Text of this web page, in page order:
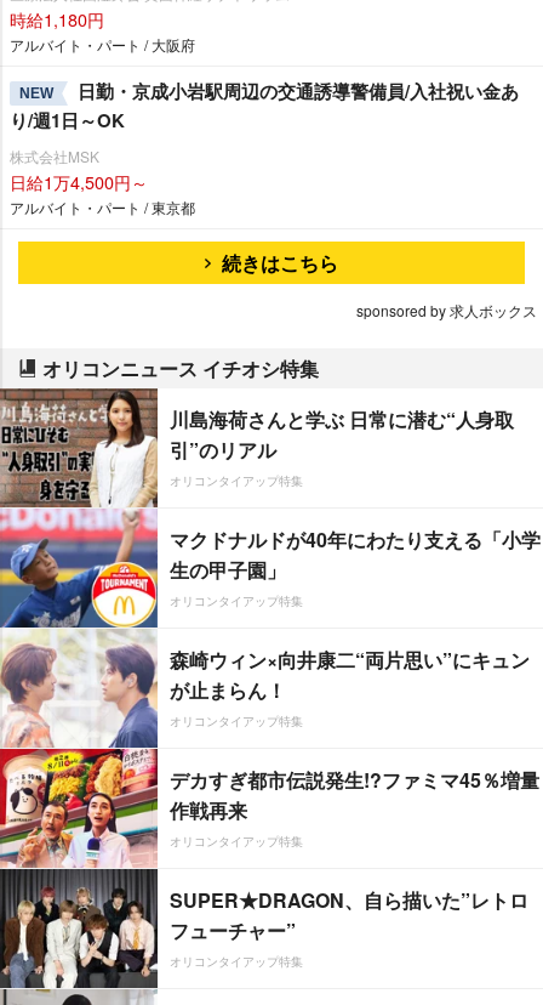
時給1,180円
アルバイト・パート / 大阪府
NEW
日勤・京成小岩駅周辺の交通誘導警備員/入社祝い金あ
り/週1日～OK
株式会社MSK
日給1万4,500円～
アルバイト・パート / 東京都
続きはこちら
sponsored by 求人ボックス
オリコンニュース イチオシ特集
川島海荷さんと学ぶ 日常に潜む“人身取
引”のリアル
オリコンタイアップ特集
マクドナルドが40年にわたり支える「小学
生の甲子園」
オリコンタイアップ特集
森崎ウィン×向井康二“両片思い”にキュン
が止まらん！
オリコンタイアップ特集
デカすぎ都市伝説発生!?ファミマ45％増量
作戦再来
オリコンタイアップ特集
SUPER★DRAGON、自ら描いた”レトロ
フューチャー”
オリコンタイアップ特集